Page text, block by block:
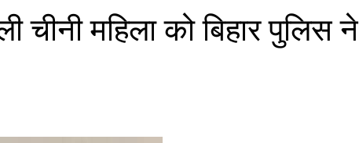
चीनी महिला को बिहार पुलिस ने